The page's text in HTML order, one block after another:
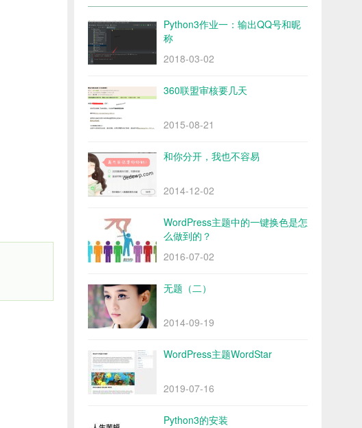
Python3作业一：输出QQ号和昵
称
2018-03-02
360联盟审核要几天
2015-08-21
和你分开，我也不容易
2014-12-02
WordPress主题中的一键换色是怎
么做到的？
2016-07-02
无题（二）
2014-09-19
WordPress主题WordStar
2019-07-16
Python3的安装